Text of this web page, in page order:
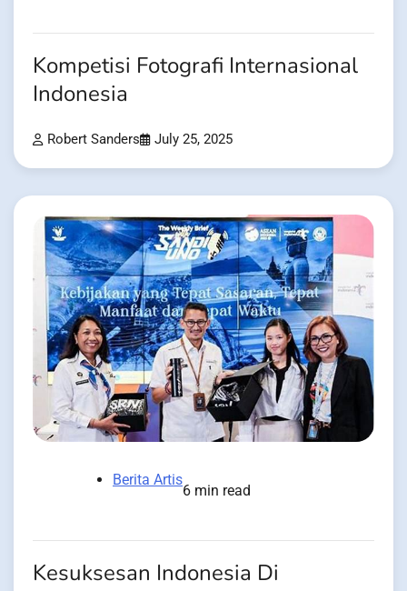
Kompetisi Fotografi Internasional
Indonesia
Robert Sanders July 25, 2025
Berita Artis
6 min read
Kesuksesan Indonesia Di